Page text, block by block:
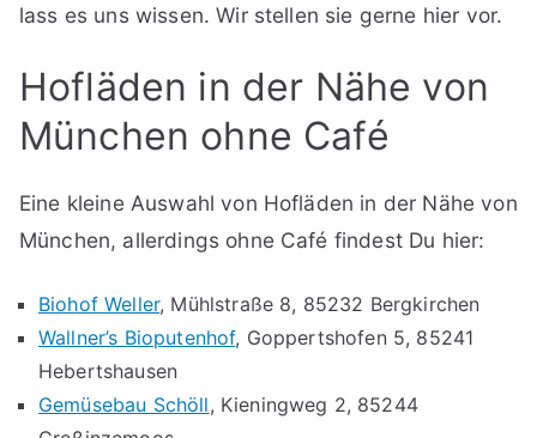
lass es uns wissen. Wir stellen sie gerne hier vor.
Hofläden in der Nähe von
München ohne Café
Eine kleine Auswahl von Hofläden in der Nähe von
München, allerdings ohne Café findest Du hier:
Biohof Weller, Mühlstraße 8, 85232 Bergkirchen
Wallner’s Bioputenhof, Goppertshofen 5, 85241
Hebertshausen
Gemüsebau Schöll, Kieningweg 2, 85244